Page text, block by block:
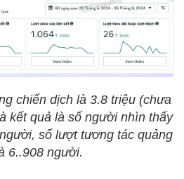
chiến dịch là 3.8 triệu (chưa
kết quả là số người nhìn thấy
số lượt tương tác quảng
6..908 người.